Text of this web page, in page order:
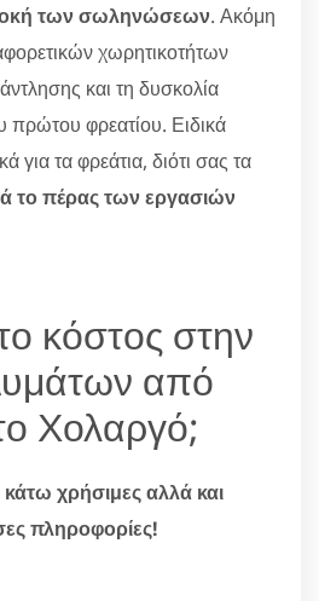
των σωληνώσεων. Ακόμη
χωρητικοτήτων
και τη δυσκολία
πρώτου φρεατίου. Ειδικά
για τα φρεάτια, διότι σας τα
το πέρας των εργασιών
κόστος στην
από
Χολαργό;
κάτω χρήσιμες αλλά και
πληροφορίες!